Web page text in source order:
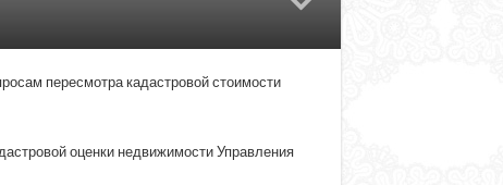
пересмотра кадастровой стоимости
оценки недвижимости Управления